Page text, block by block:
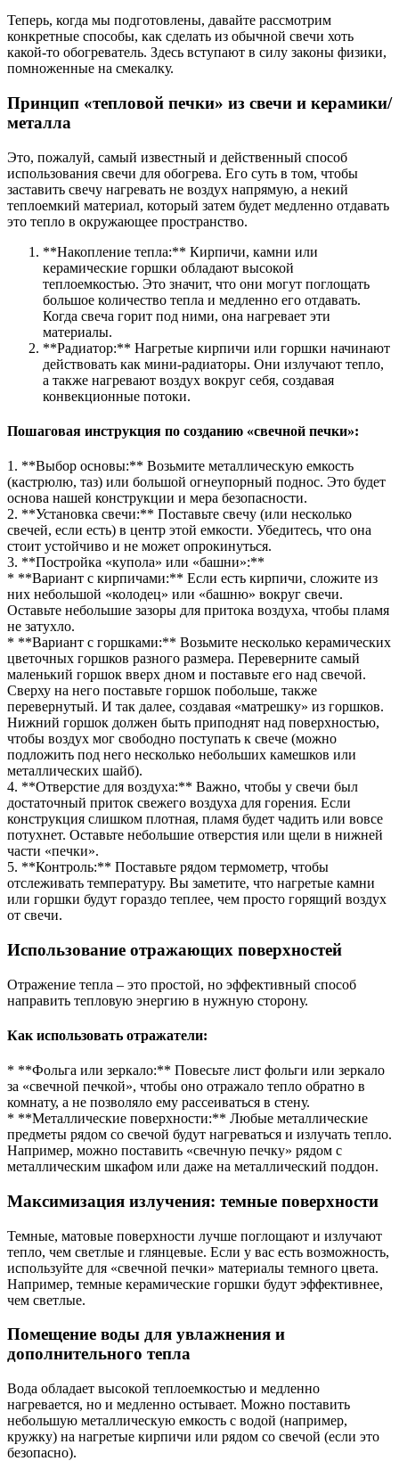
Теперь, когда мы подготовлены, давайте рассмотрим
конкретные способы, как сделать из обычной свечи хоть
какой-то обогреватель. Здесь вступают в силу законы физики,
помноженные на смекалку.
Принцип «тепловой печки» из свечи и керамики/
металла
Это, пожалуй, самый известный и действенный способ
использования свечи для обогрева. Его суть в том, чтобы
заставить свечу нагревать не воздух напрямую, а некий
теплоемкий материал, который затем будет медленно отдавать
это тепло в окружающее пространство.
**Накопление тепла:** Кирпичи, камни или
керамические горшки обладают высокой
теплоемкостью. Это значит, что они могут поглощать
большое количество тепла и медленно его отдавать.
Когда свеча горит под ними, она нагревает эти
материалы.
**Радиатор:** Нагретые кирпичи или горшки начинают
действовать как мини-радиаторы. Они излучают тепло,
а также нагревают воздух вокруг себя, создавая
конвекционные потоки.
Пошаговая инструкция по созданию «свечной печки»:
1. **Выбор основы:** Возьмите металлическую емкость
(кастрюлю, таз) или большой огнеупорный поднос. Это будет
основа нашей конструкции и мера безопасности.
2. **Установка свечи:** Поставьте свечу (или несколько
свечей, если есть) в центр этой емкости. Убедитесь, что она
стоит устойчиво и не может опрокинуться.
3. **Постройка «купола» или «башни»:**
* **Вариант с кирпичами:** Если есть кирпичи, сложите из
них небольшой «колодец» или «башню» вокруг свечи.
Оставьте небольшие зазоры для притока воздуха, чтобы пламя
не затухло.
* **Вариант с горшками:** Возьмите несколько керамических
цветочных горшков разного размера. Переверните самый
маленький горшок вверх дном и поставьте его над свечой.
Сверху на него поставьте горшок побольше, также
перевернутый. И так далее, создавая «матрешку» из горшков.
Нижний горшок должен быть приподнят над поверхностью,
чтобы воздух мог свободно поступать к свече (можно
подложить под него несколько небольших камешков или
металлических шайб).
4. **Отверстие для воздуха:** Важно, чтобы у свечи был
достаточный приток свежего воздуха для горения. Если
конструкция слишком плотная, пламя будет чадить или вовсе
потухнет. Оставьте небольшие отверстия или щели в нижней
части «печки».
5. **Контроль:** Поставьте рядом термометр, чтобы
отслеживать температуру. Вы заметите, что нагретые камни
или горшки будут гораздо теплее, чем просто горящий воздух
от свечи.
Использование отражающих поверхностей
Отражение тепла – это простой, но эффективный способ
направить тепловую энергию в нужную сторону.
Как использовать отражатели:
* **Фольга или зеркало:** Повесьте лист фольги или зеркало
за «свечной печкой», чтобы оно отражало тепло обратно в
комнату, а не позволяло ему рассеиваться в стену.
* **Металлические поверхности:** Любые металлические
предметы рядом со свечой будут нагреваться и излучать тепло.
Например, можно поставить «свечную печку» рядом с
металлическим шкафом или даже на металлический поддон.
Максимизация излучения: темные поверхности
Темные, матовые поверхности лучше поглощают и излучают
тепло, чем светлые и глянцевые. Если у вас есть возможность,
используйте для «свечной печки» материалы темного цвета.
Например, темные керамические горшки будут эффективнее,
чем светлые.
Помещение воды для увлажнения и
дополнительного тепла
Вода обладает высокой теплоемкостью и медленно
нагревается, но и медленно остывает. Можно поставить
небольшую металлическую емкость с водой (например,
кружку) на нагретые кирпичи или рядом со свечой (если это
безопасно).